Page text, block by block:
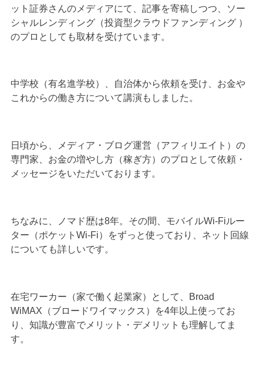
ット証券さんのメディアにて、記事を寄稿しつつ、ソー
シャルレンディング（投資型クラウドファンディング ）
のプロとしても取材を受けています。
中学校（有名進学校）、自治体から依頼を受け、お金や
これからの働き方について講演もしました。
日頃から、メディア・ブログ運営（アフィリエイト）の
専門家、お金の増やし方（稼ぎ方）のプロとして依頼・
メッセージをいただいております。
ちなみに、ノマド歴は8年。その間、モバイルWi-Fiルー
ター（ポケットWi-Fi）をずっと使っており、ネット回線
についても詳しいです。
在宅ワーカー（家で働く起業家）として、Broad
WiMAX（ブロードワイマックス）を4年以上使ってお
り、知識が豊富でメリット・デメリットも理解してま
す。